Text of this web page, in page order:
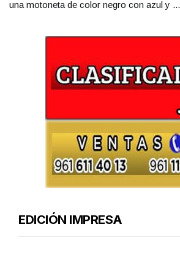
una motoneta de color negro con azul y ...
EDICIÓN IMPRESA